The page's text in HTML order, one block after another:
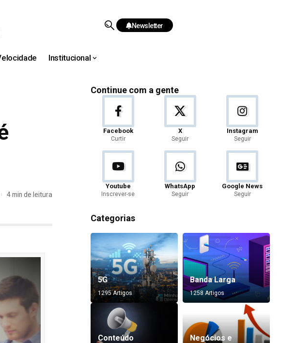
Newsletter
Institucional
4 min de leitura
Continue com a gente
Facebook
Curtir
X
Seguir
Instagram
Seguir
Youtube
Inscrever-se
WhatsApp
Seguir
Google News
Seguir
Categorias
5G
1295 Artigos
Banda Larga
1258 Artigos
Conteúdo
Negócios e